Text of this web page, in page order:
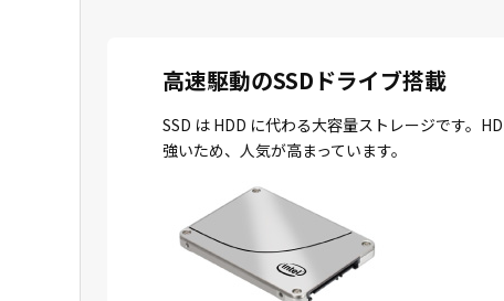
高速駆動のSSDドライブ搭載
SSD は HDD に代わる大容量ストレージです。
強いため、人気が高まっています。